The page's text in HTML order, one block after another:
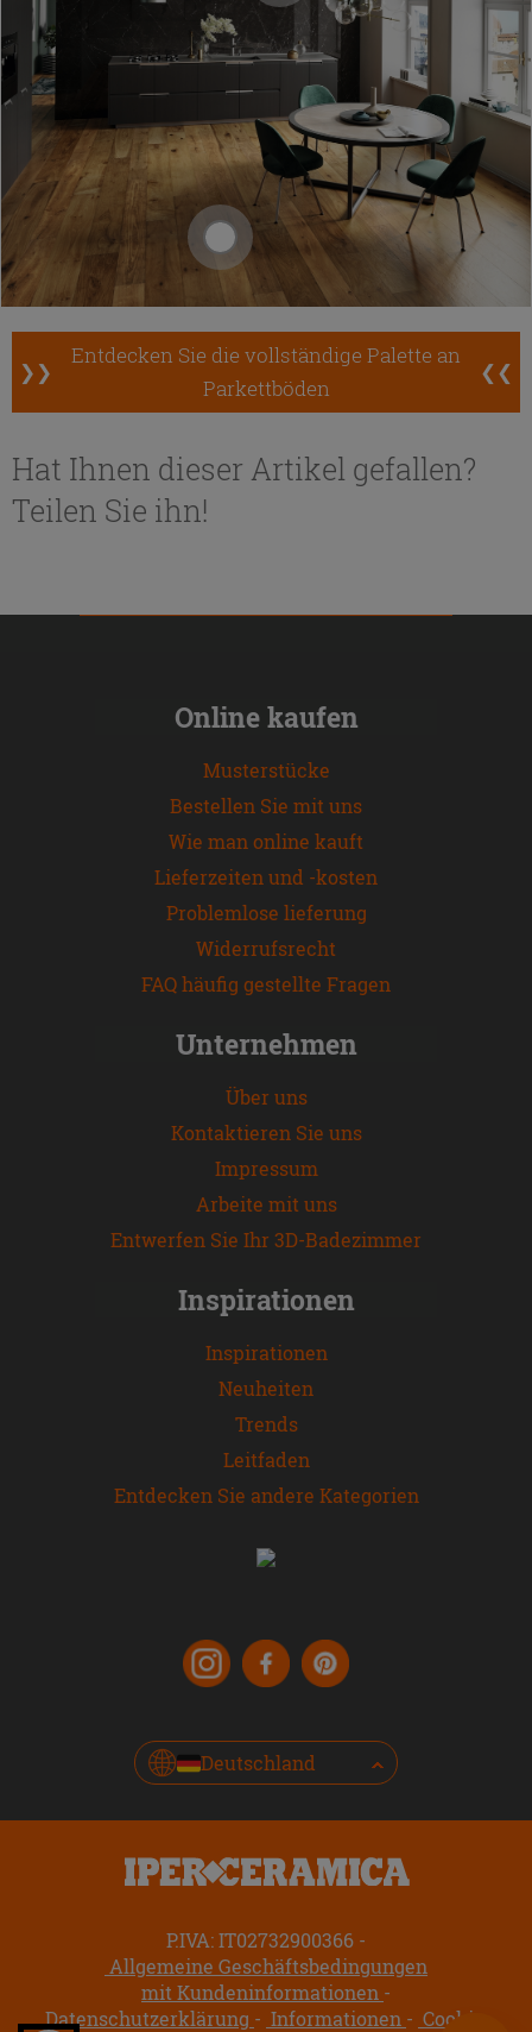
❯❯
Entdecken Sie die vollständige Palette an
Parkettböden
❮❮
Hat Ihnen dieser Artikel gefallen?
Teilen Sie ihn!
Online kaufen
Musterstücke
Bestellen Sie mit uns
Wie man online kauft
Lieferzeiten und -kosten
Problemlose lieferung
Widerrufsrecht
FAQ häufig gestellte Fragen
Unternehmen
Über uns
Kontaktieren Sie uns
Impressum
Arbeite mit uns
Entwerfen Sie Ihr 3D-Badezimmer
Inspirationen
Inspirationen
Neuheiten
Trends
Leitfaden
Entdecken Sie andere Kategorien
Deutschland
P.IVA: IT02732900366
Allgemeine Geschäftsbedingungen
mit Kundeninformationen
Datenschutzerklärung
Informationen Cookie-